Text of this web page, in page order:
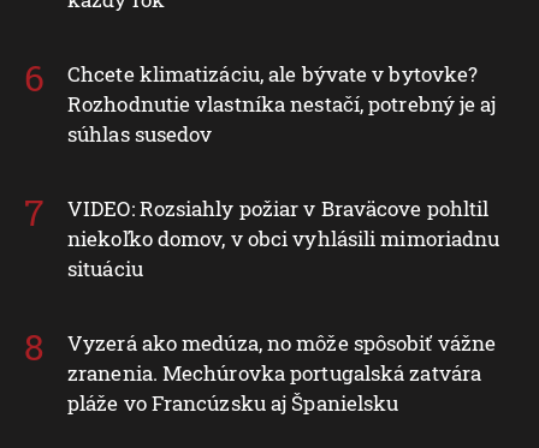
Chcete klimatizáciu, ale bývate v bytovke?
Rozhodnutie vlastníka nestačí, potrebný je aj
súhlas susedov
VIDEO: Rozsiahly požiar v Braväcove pohltil
niekoľko domov, v obci vyhlásili mimoriadnu
situáciu
Vyzerá ako medúza, no môže spôsobiť vážne
zranenia. Mechúrovka portugalská zatvára
pláže vo Francúzsku aj Španielsku